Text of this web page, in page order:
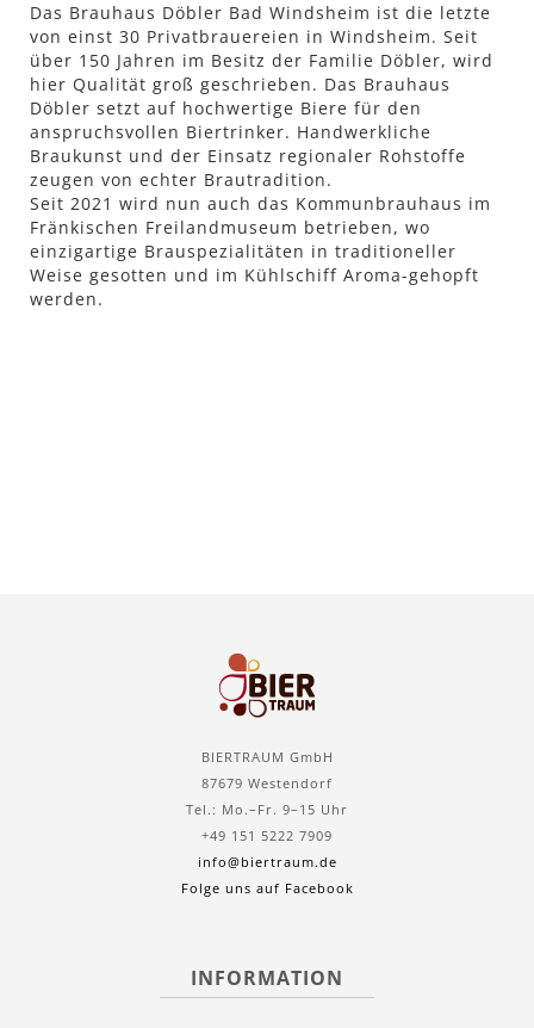
Das Brauhaus Döbler Bad Windsheim ist die letzte
von einst 30 Privatbrauereien in Windsheim. Seit
über 150 Jahren im Besitz der Familie Döbler, wird
hier Qualität groß geschrieben. Das Brauhaus
Döbler setzt auf hochwertige Biere für den
anspruchsvollen Biertrinker. Handwerkliche
Braukunst und der Einsatz regionaler Rohstoffe
zeugen von echter Brautradition.
Seit 2021 wird nun auch das Kommunbrauhaus im
Fränkischen Freilandmuseum betrieben, wo
einzigartige Brauspezialitäten in traditioneller
Weise gesotten und im Kühlschiff Aroma-gehopft
werden.
BIERTRAUM GmbH
87679 Westendorf
Tel.: Mo.–Fr. 9–15 Uhr
+49 151 5222 7909
info@biertraum.de
Folge uns auf Facebook
INFORMATION